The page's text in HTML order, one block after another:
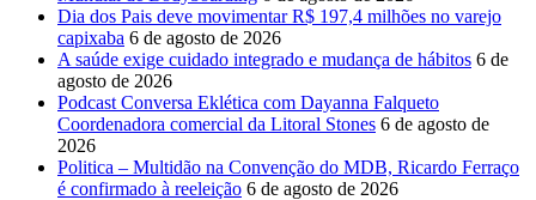
Dia dos Pais deve movimentar R$ 197,4 milhões no varejo
capixaba 6 de agosto de 2026
A saúde exige cuidado integrado e mudança de hábitos 6 de
agosto de 2026
Podcast Conversa Eklética com Dayanna Falqueto
Coordenadora comercial da Litoral Stones 6 de agosto de
2026
Politica – Multidão na Convenção do MDB, Ricardo Ferraço
é confirmado à reeleição 6 de agosto de 2026